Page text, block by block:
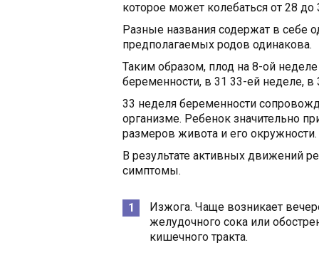
которое может колебаться от 28 до
Разные названия содержат в себе
предполагаемых родов одинакова.
Таким образом, плод на 8-ой
беременности, в 31 33-ей неделе, в
33 неделя беременности
организме. Ребенок значительно
размеров живота и его окружности.
В результате активных движений
симптомы.
Изжога. Чаще возникает
желудочного сока или
кишечного тракта.